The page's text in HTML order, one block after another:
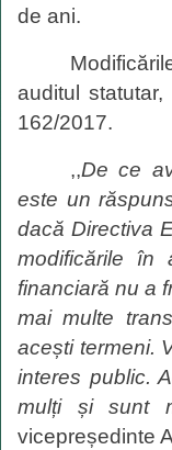
de ani.
auditul
162/2017.
,,De ce
este un
dacă Directiva
modificările
în
financiară nu a
maimulte
acești termeni.
interes public.
mulți șisunt
vicepreședinte